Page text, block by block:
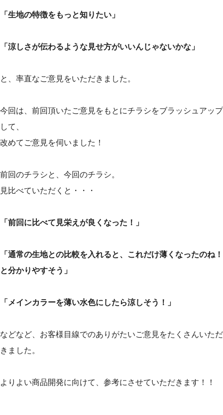
「生地の特徴をもっと知りたい」
「涼しさが伝わるような見せ方がいいんじゃないかな」
と、率直なご意見をいただきました。
今回は、前回頂いたご意見をもとにチラシをブラッシュアップ
して、
改めてご意見を伺いました！
前回のチラシと、今回のチラシ。
見比べていただくと・・・
「前回に比べて見栄えが良くなった！」
「通常の生地との比較を入れると、これだけ薄くなったのね！
と分かりやすそう」
「メインカラーを薄い水色にしたら涼しそう！」
などなど、お客様目線でのありがたいご意見をたくさんいただ
きました。
よりよい商品開発に向けて、参考にさせていただきます！！